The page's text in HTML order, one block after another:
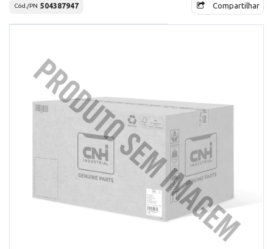
Cód./PN 504387947 Compartilhar